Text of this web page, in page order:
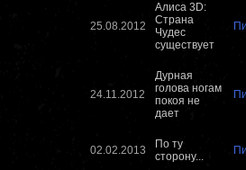
25.08.2012
Алиса 3D:
Страна
Чудес
существует
24.11.2012
Дурная
голова ногам
покоя не
дает
02.02.2013
По ту
сторону...